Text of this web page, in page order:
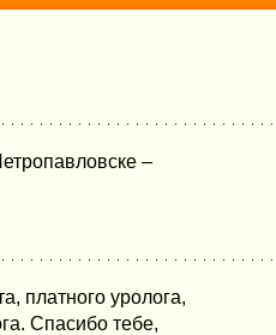
–
платного уролога,
Спасибо тебе,